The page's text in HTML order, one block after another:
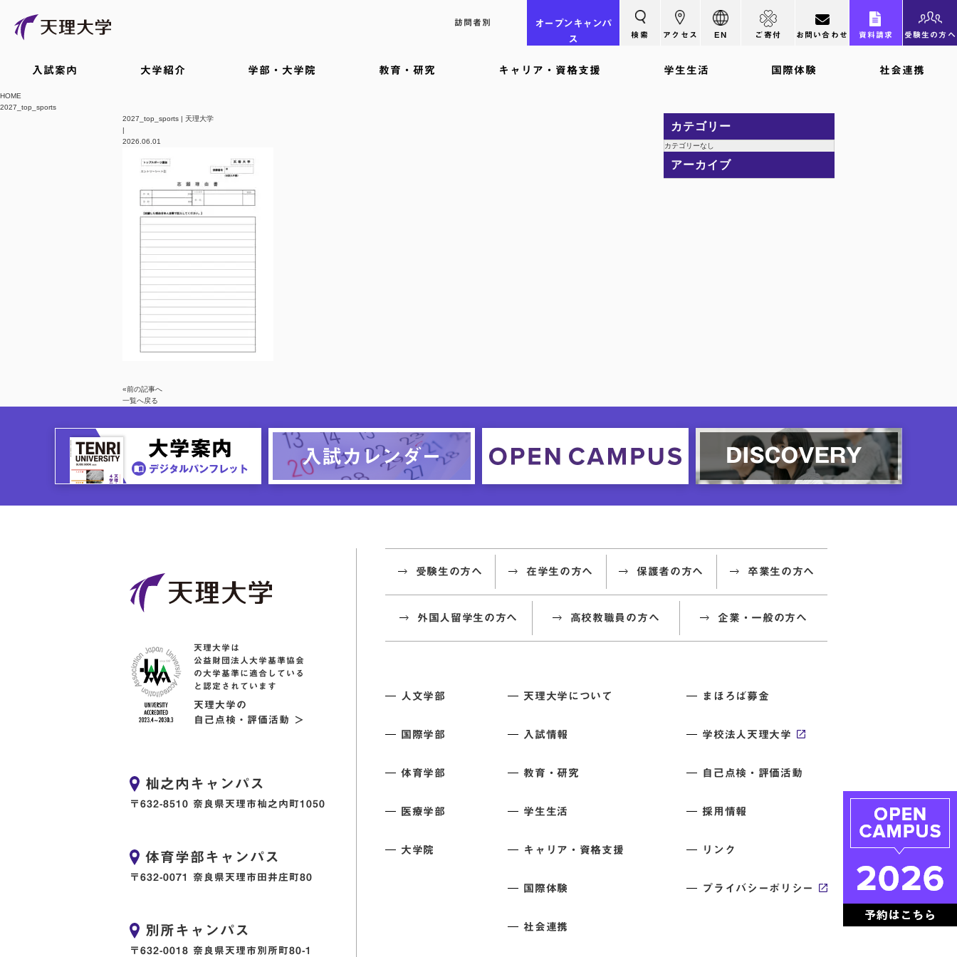
訪問者別 オープン キャンパ
ス
検索 アクセス EN ご寄付 お問い合わせ 資料請求 受験生の方へ
入試案内 大学紹介 学部・大学院 教育・研究 キャリア・資格支援 学生生活 国際体験 社会連携
HOME
2027_top_sports
2027_top_sports | 天理大学
|
2026.06.01
«前の記事へ
一覧へ戻る
カテゴリー
カテゴリーなし
アーカイブ
天理大学は
公益財団法人大学基準協会
の大学基準に適合している
と認定されています
天理大学の
自己点検・評価活動 ＞
杣之内キャンパス
〒632-8510 奈良県天理市杣之内町1050
体育学部キャンパス
〒632-0071 奈良県天理市田井庄町80
別所キャンパス
〒632-0018 奈良県天理市別所町80-1
受験生の方へ 在学生の方へ 保護者の方へ 卒業生の方へ
外国人留学生の方へ 高校教職員の方へ 企業・一般の方へ
人文学部
国際学部
体育学部
医療学部
大学院
天理大学について
入試情報
教育・研究
学生生活
キャリア・資格支援
国際体験
社会連携
まほろば募金
学校法人天理大学
自己点検・評価活動
採用情報
リンク
プライバシーポリシー